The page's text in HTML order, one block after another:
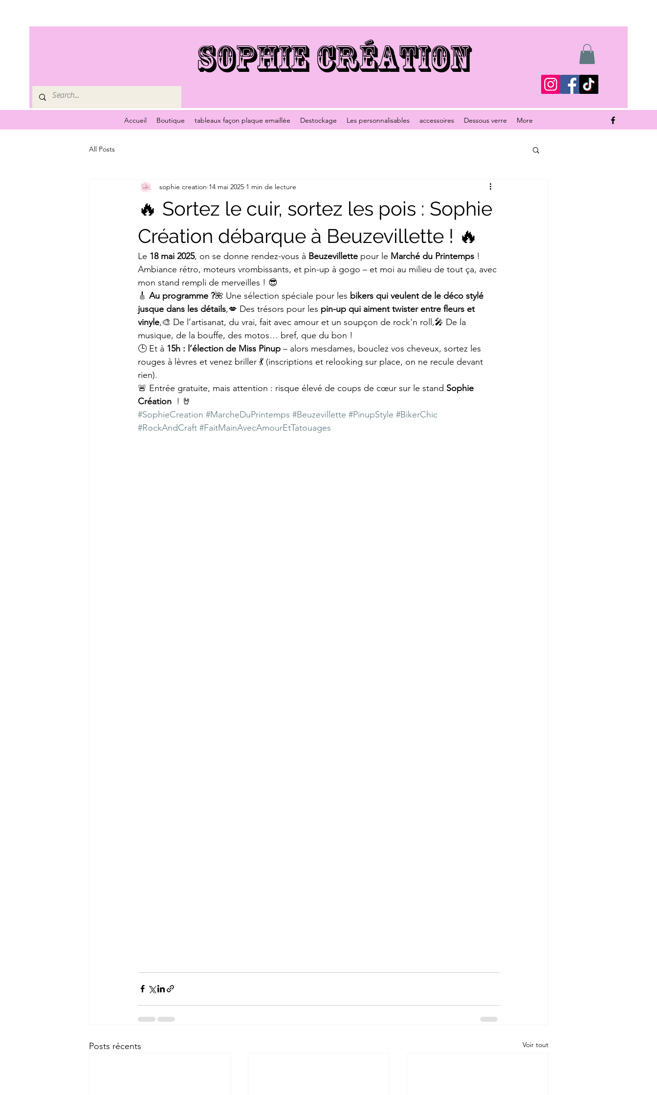
Accueil Boutique tableaux façon plaque emaillée Destockage Les personnalisables accessoires Dessous verre More
SOPHIE CRÉATION
All Posts
🔥 Sortez le cuir, sortez les pois : Sophie
Création débarque à Beuzevillette ! 🔥
sophie creation 14 mai 2025 1 min de lecture
Le 18 mai 2025, on se donne rendez-vous à Beuzevillette pour le Marché du Printemps !
Ambiance rétro, moteurs vrombissants, et pin-up à gogo – et moi au milieu de tout ça, avec
mon stand rempli de merveilles ! 😎
🎸 Au programme ?🌺 Une sélection spéciale pour les bikers qui veulent de le déco stylé
jusque dans les détails,💋 Des trésors pour les pin-up qui aiment twister entre fleurs et
vinyle,🎨 De l’artisanat, du vrai, fait avec amour et un soupçon de rock'n roll,🎤 De la
musique, de la bouffe, des motos… bref, que du bon !
🕒 Et à 15h : l’élection de Miss Pinup – alors mesdames, bouclez vos cheveux, sortez les
rouges à lèvres et venez briller 💃 (inscriptions et relooking sur place, on ne recule devant
rien).
🚨 Entrée gratuite, mais attention : risque élevé de coups de cœur sur le stand Sophie
Création ! 🤘
#SophieCreation #MarcheDuPrintemps #Beuzevillette #PinupStyle #BikerChic
#RockAndCraft #FaitMainAvecAmourEtTatouages
Posts récents Voir tout